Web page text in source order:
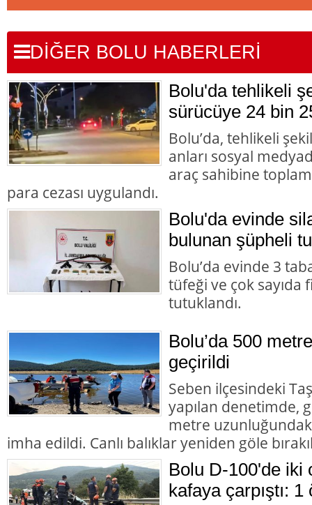
DİĞER BOLU HABERLERİ
Bolu'da tehlikeli
sürücüye 24 bin
Bolu’da, tehlikeli
anları sosyal
araç sahibine
para cezası uygulandı.
Bolu'da evinde
bulunan şüpheli
Bolu’da evinde 3
tüfeği ve çok
tutuklandı.
Bolu’da 500
geçirildi
Seben ilçesindeki
yapılan denetimde,
metre
imha edildi. Canlı balıklar yeniden göle
Bolu D-100'de iki
kafaya çarpıştı: 1